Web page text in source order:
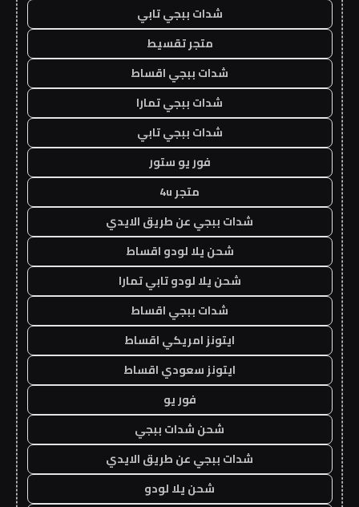
شدات ببجي تابي
متجر تقسيط
شدات ببجي اقساط
شدات ببجي تمارا
شدات ببجي تابي
فور يو ستور
متجر 4u
شدات ببجي عن طريق الايدي
شحن يلا لودو اقساط
شحن يلا لودو تابي تمارا
شدات ببجي اقساط
ايتونز امريكي اقساط
ايتونز سعودي اقساط
فور يو
شحن شدات ببجي
شدات ببجي عن طريق الايدي
شحن يلا لودو